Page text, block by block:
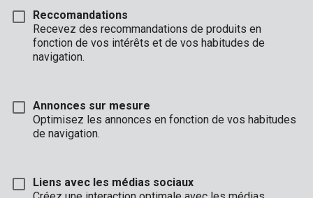
Reccomandations
Recevez des recommandations de produits en
fonction de vos intérêts et de vos habitudes de
navigation.
Annonces sur mesure
Optimisez les annonces en fonction de vos habitudes
de navigation.
Liens avec les médias sociaux